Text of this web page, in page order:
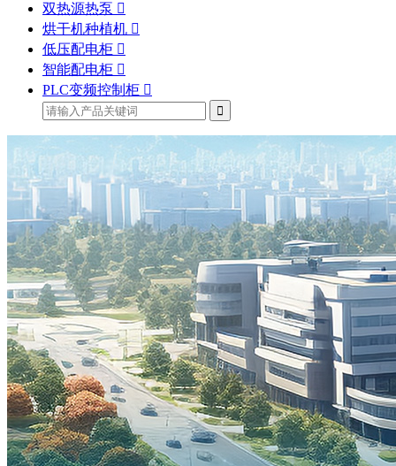
双热源热泵
烘干机种植机
低压配电柜
智能配电柜
PLC变频控制柜